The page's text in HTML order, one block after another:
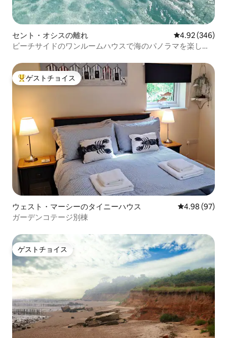
セント・オシスの離れ レビュー346
4.92 (346)
ビーチサイドのワンルームハウスで海のパノラマを楽しも
大好評のゲストチョイスです。
ゲストチョイス
ウェスト・マーシーのタイニーハウス レビュー97
4.98 (97)
ガーデンコテージ別棟
ゲストチョイス
ゲストチョイス